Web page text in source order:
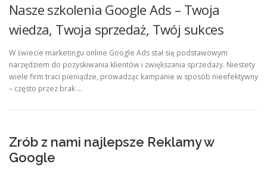
Nasze szkolenia Google Ads – Twoja
wiedza, Twoja sprzedaż, Twój sukces
W świecie marketingu online Google Ads stał się podstawowym
narzędziem do pozyskiwania klientów i zwiększania sprzedaży. Niestety
wiele firm traci pieniądze, prowadząc kampanie w sposób nieefektywny
– często przez brak …
Zrób z nami najlepsze Reklamy w
Google